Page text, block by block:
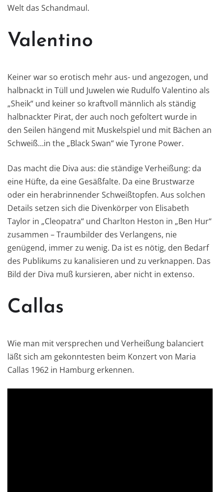
Welt das Schandmaul.
Valentino
Keiner war so erotisch mehr aus- und angezogen, und
halbnackt in Tüll und Juwelen wie Rudulfo Valentino als
„Sheik“ und keiner so kraftvoll männlich als ständig
halbnackter Pirat, der auch noch gefoltert wurde in
den Seilen hängend mit Muskelspiel und mit Bächen an
Schweiß…in the „Black Swan“ wie Tyrone Power.
Das macht die Diva aus: die ständige Verheißung: da
eine Hüfte, da eine Gesäßfalte. Da eine Brustwarze
oder ein herabrinnender Schweißtopfen. Aus solchen
Details setzen sich die Divenkörper von Elisabeth
Taylor in „Cleopatra“ und Charlton Heston in „Ben Hur“
zusammen – Traumbilder des Verlangens, nie
genügend, immer zu wenig. Da ist es nötig, den Bedarf
des Publikums zu kanalisieren und zu verknappen. Das
Bild der Diva muß kursieren, aber nicht in extenso.
Callas
Wie man mit versprechen und Verheißung balanciert
läßt sich am gekonntesten beim Konzert von Maria
Callas 1962 in Hamburg erkennen.